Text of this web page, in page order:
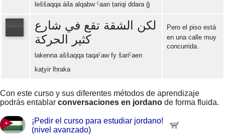
leššaqqa áila alqabw ˁaan ṭariqi ddara ğ
لكن الشقة تقع في شارع
كثير الحركة
lakenna aššaqqa taqaˁaw fy šariˁaen
kaṯyir lḥraka
Pero el piso está
en una calle muy
concurrida.
Con este curso y sus diferentes métodos de aprendizaje
podrás entablar conversaciones en jordano de forma fluida.
¡Pedir el curso para estudiar jordano!
(nivel avanzado)